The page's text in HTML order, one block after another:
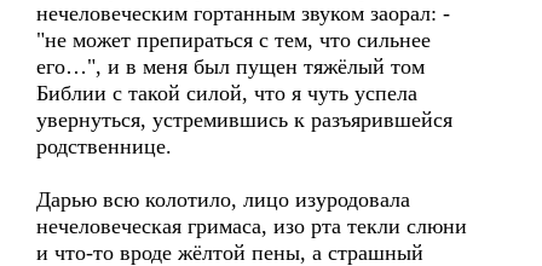
нечеловеческим гортанным звуком заорал: -
"не может препираться с тем, что сильнее
его…", и в меня был пущен тяжёлый том
Библии с такой силой, что я чуть успела
увернуться, устремившись к разъярившейся
родственнице.
Дарью всю колотило, лицо изуродовала
нечеловеческая гримаса, изо рта текли слюни
и что-то вроде жёлтой пены, а страшный